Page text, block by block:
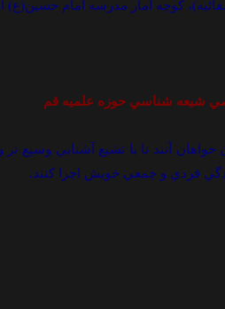
کوچه آمار مدرسه امام
آنند تا با تشيع آشنايي وسيع
فردي و جمعي خويش اجرا کنند.